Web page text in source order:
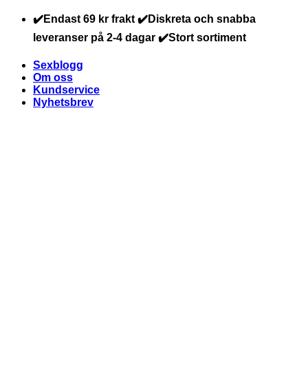
Skip
content
✔️Endast 69 kr frakt ✔️Diskreta och snabba
leveranser på 2-4 dagar ✔️Stort sortiment
Sexblogg
Om oss
Kundservice
Nyhetsbrev